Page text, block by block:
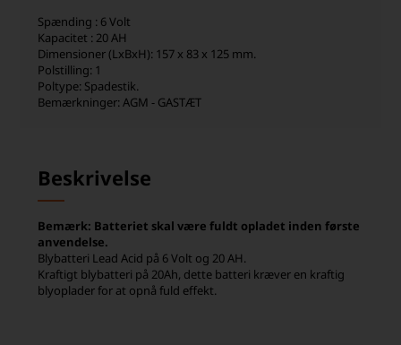
Beskrivelse
Bemærk: Batteriet skal være fuldt opladet inden første
anvendelse.
Blybatteri Lead Acid på 6 Volt og 20 AH.
Kraftigt blybatteri på 20Ah, dette batteri kræver en kraftig
blyoplader for at opnå fuld effekt.
Spænding : 6 Volt
Kapacitet : 20 AH
Dimensioner (LxBxH): 157 x 83 x 125 mm.
Polstilling: 1
Poltype: Spadestik.
Bemærkninger: AGM - GASTÆT